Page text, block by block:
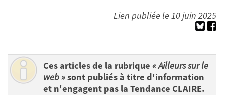
Lien publiée le 10 juin 2025
Ces articles de la rubrique « Ailleurs sur le
web »sont publiés à titre d'information
et n'engagent pas la Tendance CLAIRE.